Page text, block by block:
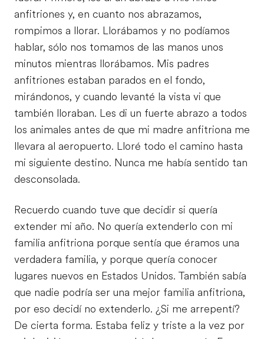
anfitriones y, en cuanto nos abrazamos,
rompimos a llorar. Llorábamos y no podíamos
hablar, sólo nos tomamos de las manos unos
minutos mientras llorábamos. Mis padres
anfitriones estaban parados en el fondo,
mirándonos, y cuando levanté la vista vi que
también lloraban. Les di un fuerte abrazo a todos
los animales antes de que mi madre anfitriona me
llevara al aeropuerto. Lloré todo el camino hasta
mi siguiente destino. Nunca me había sentido tan
desconsolada.
Recuerdo cuando tuve que decidir si quería
extender mi año. No quería extenderlo con mi
familia anfitriona porque sentía que éramos una
verdadera familia, y porque quería conocer
lugares nuevos en Estados Unidos. También sabía
que nadie podría ser una mejor familia anfitriona,
por eso decidí no extenderlo. ¿Si me arrepentí?
De cierta forma. Estaba feliz y triste a la vez por